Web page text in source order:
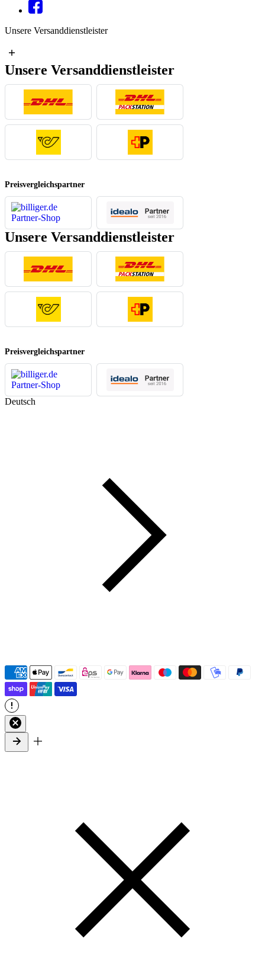
Unsere Versanddienstleister
Unsere Versanddienstleister
Preisvergleichspartner
– öffnet in einem neuen Tab– öffnet in einem neuen Tab
Unsere Versanddienstleister
Preisvergleichspartner
– öffnet in einem neuen Tab– öffnet in einem neuen Tab
Deutsch